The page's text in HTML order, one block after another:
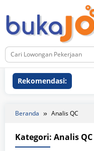
ke
konten
Rekomendasi:
Beranda Analis QC
Kategori: Analis QC